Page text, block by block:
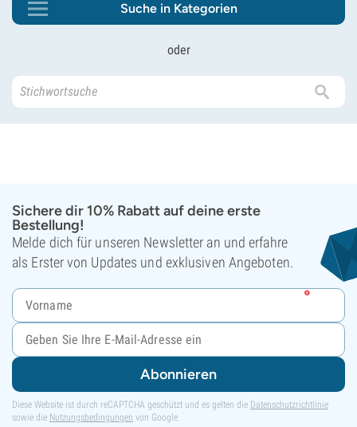
Suche in Kategorien
oder
Sichere dir 10% Rabatt auf deine erste
Bestellung!
Melde dich für unseren Newsletter an und erfahre
als Erster von Updates und exklusiven Angeboten.
Abonnieren
Diese Website ist durch reCAPTCHA geschützt und es gelten die Datenschutzrichtlinie
sowie die Nutzungsbedingungen von Google.